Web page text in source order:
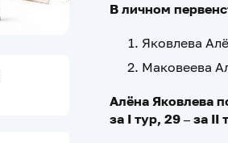
В личном
Яковлева
Маковеева
Алёна Яковлева
за I тур, 29 – за II